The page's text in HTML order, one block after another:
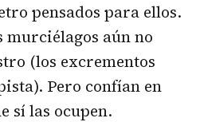
pensados para ellos.
murciélagos aún no
(los excrementos
Pero confían en
sí las ocupen.